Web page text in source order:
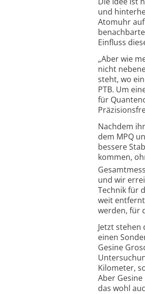
und
Atomuhr
Einfluss
„Aber wie
nicht
steht, wo
PTB. Um
für
Nachdem
dem MPQ
bessere
kommen,
und wir
Technik für
weit
werden, für
Jetzt
einen
Gesine
Kilometer,
Aber
das wohl